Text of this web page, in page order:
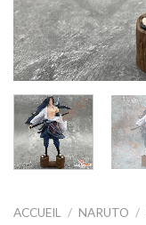
ACCUEIL / NARUTO /